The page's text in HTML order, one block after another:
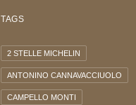
TAGS
2 STELLE MICHELIN
ANTONINO CANNAVACCIUOLO
CAMPELLO MONTI